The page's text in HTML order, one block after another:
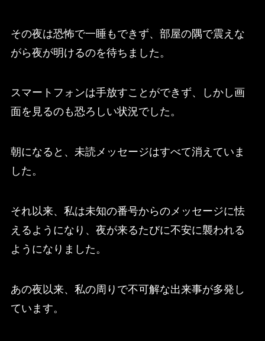
その夜は恐怖で一睡もできず、部屋の隅で震えな
がら夜が明けるのを待ちました。
スマートフォンは手放すことができず、しかし画
面を見るのも恐ろしい状況でした。
朝になると、未読メッセージはすべて消えていま
した。
それ以来、私は未知の番号からのメッセージに怯
えるようになり、夜が来るたびに不安に襲われる
ようになりました。
あの夜以来、私の周りで不可解な出来事が多発し
ています。